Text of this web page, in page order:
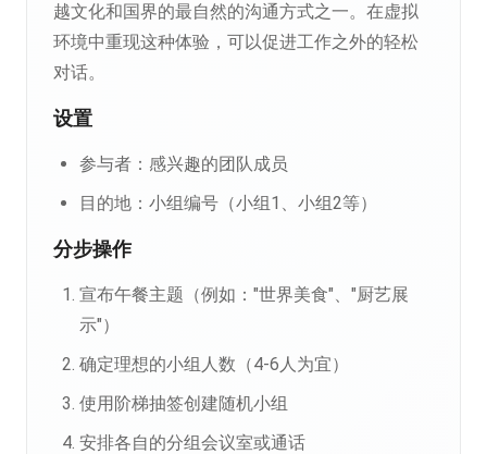
越文化和国界的最自然的沟通方式之一。在虚拟
环境中重现这种体验，可以促进工作之外的轻松
对话。
设置
参与者：感兴趣的团队成员
目的地：小组编号（小组1、小组2等）
分步操作
宣布午餐主题（例如："世界美食"、"厨艺展
示"）
确定理想的小组人数（4-6人为宜）
使用阶梯抽签创建随机小组
安排各自的分组会议室或通话